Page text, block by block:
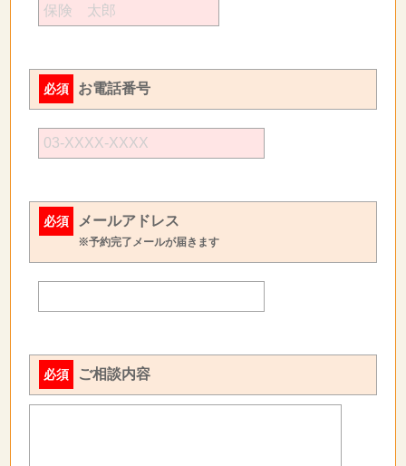
必須 お電話番号
必須 メールアドレス
※予約完了メールが届きます
必須 ご相談内容